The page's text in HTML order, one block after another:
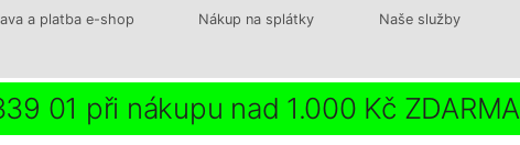
a platba e-shop Nákup na splátky Naše služby
01 při nákupu nad 1.000 Kč ZDARMA